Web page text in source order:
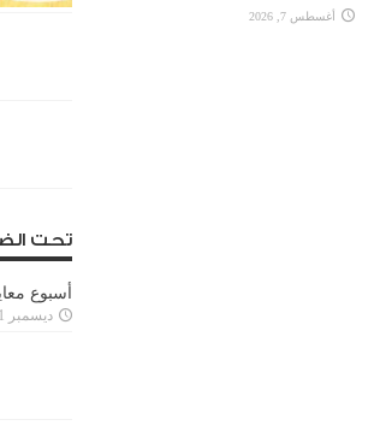
أغسطس 7, 2026
تحت
أسبوع
ديسمبر 11, 2023